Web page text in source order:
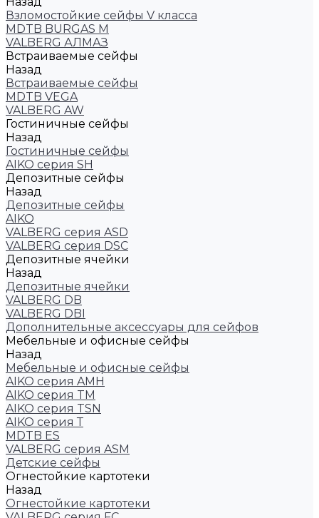
Взломостойкие сейфы V класса
MDTB BURGAS M
VALBERG АЛМАЗ
Встраиваемые сейфы
Назад
Встраиваемые сейфы
MDTB VEGA
VALBERG AW
Гостиничные сейфы
Назад
Гостиничные сейфы
AIKO серия SH
Депозитные сейфы
Назад
Депозитные сейфы
AIKO
VALBERG серия ASD
VALBERG серия DSC
Депозитные ячейки
Назад
Депозитные ячейки
VALBERG DB
VALBERG DBI
Дополнительные аксессуары для сейфов
Мебельные и офисные сейфы
Назад
Мебельные и офисные сейфы
AIKO серия AMH
AIKO серия TM
AIKO серия TSN
AIKO серия Т
MDTB ES
VALBERG серия ASM
Детские сейфы
Огнестойкие картотеки
Назад
Огнестойкие картотеки